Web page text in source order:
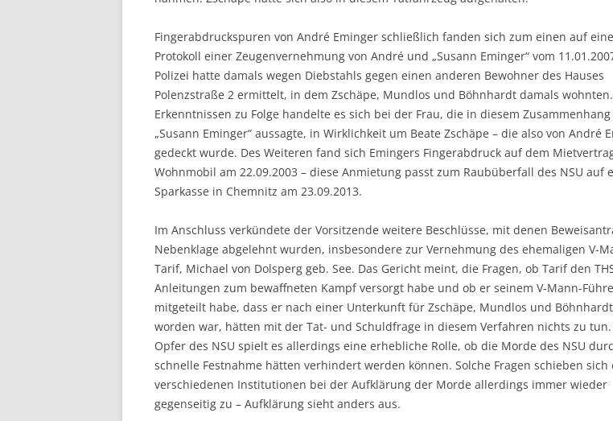
Fingerabdruckspuren von André Eminger schließlich fanden sich zum einen auf
Protokoll einer Zeugenvernehmung von André und „Susann Eminger“ vom
Polizei hatte damals wegen Diebstahls gegen einen anderen Bewohner des Hauses
Polenzstraße 2 ermittelt, in dem Zschäpe, Mundlos und Böhnhardt damals
Erkenntnissen zu Folge handelte es sich bei der Frau, die in diesem Zusammenhang
„Susann Eminger“ aussagte, in Wirklichkeit um Beate Zschäpe – die also von André
gedeckt wurde. Des Weiteren fand sich Emingers Fingerabdruck auf dem
Wohnmobil am 22.09.2003 – diese Anmietung passt zum Raubüberfall des NSU auf
Sparkasse in Chemnitz am 23.09.2013.
Im Anschluss verkündete der Vorsitzende weitere Beschlüsse, mit denen
Nebenklage abgelehnt wurden, insbesondere zur Vernehmung des ehemaligen V-
Tarif, Michael von Dolsperg geb. See. Das Gericht meint, die Fragen, ob Tarif den
Anleitungen zum bewaffneten Kampf versorgt habe und ob er seinem V-Mann-
mitgeteilt habe, dass er nach einer Unterkunft für Zschäpe, Mundlos und
worden war, hätten mit der Tat- und Schuldfrage in diesem Verfahren nichts zu
Opfer des NSU spielt es allerdings eine erhebliche Rolle, ob die Morde des NSU
schnelle Festnahme hätten verhindert werden können. Solche Fragen schieben sich
verschiedenen Institutionen bei der Aufklärung der Morde allerdings immer wieder
gegenseitig zu – Aufklärung sieht anders aus.